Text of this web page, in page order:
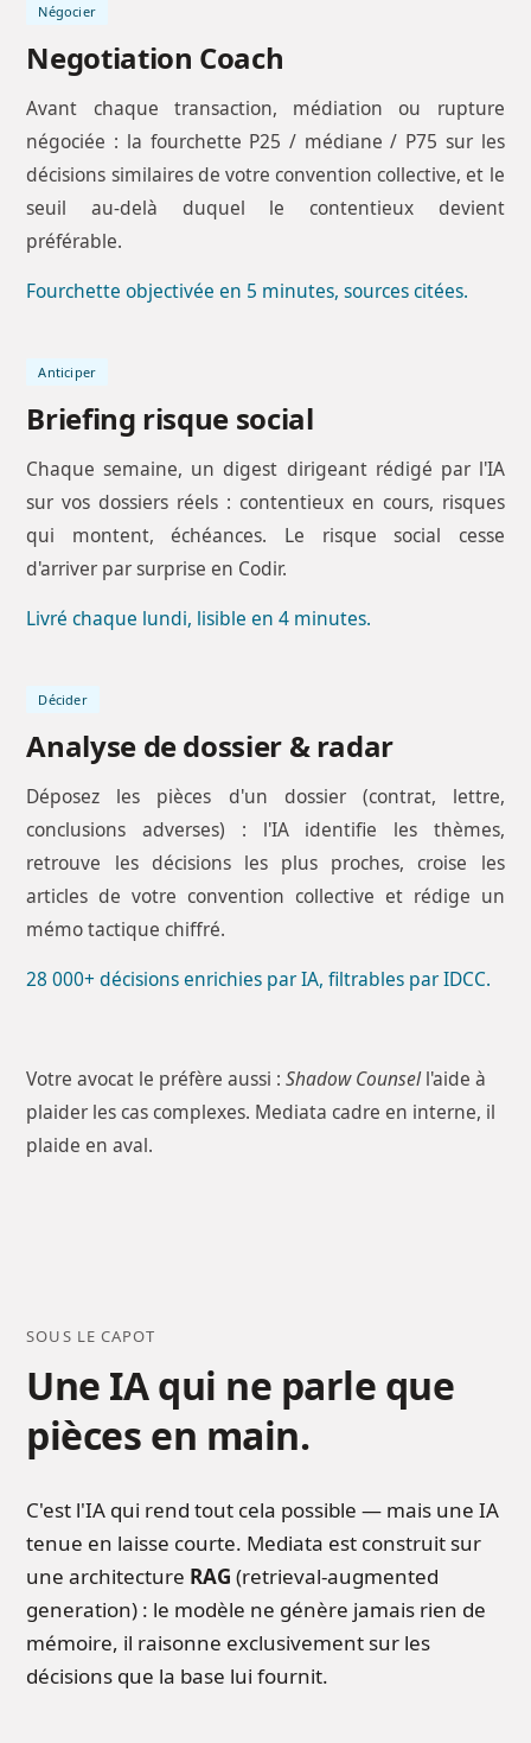
Négocier
Negotiation Coach
Avant chaque transaction, médiation ou rupture
négociée : la fourchette P25 / médiane / P75 sur les
décisions similaires de votre convention collective, et le
seuil au-delà duquel le contentieux devient
préférable.
Fourchette objectivée en 5 minutes, sources citées.
Anticiper
Briefing risque social
Chaque semaine, un digest dirigeant rédigé par l'IA
sur vos dossiers réels : contentieux en cours, risques
qui montent, échéances. Le risque social cesse
d'arriver par surprise en Codir.
Livré chaque lundi, lisible en 4 minutes.
Décider
Analyse de dossier & radar
Déposez les pièces d'un dossier (contrat, lettre,
conclusions adverses) : l'IA identifie les thèmes,
retrouve les décisions les plus proches, croise les
articles de votre convention collective et rédige un
mémo tactique chiffré.
28 000+ décisions enrichies par IA, filtrables par IDCC.
Votre avocat le préfère aussi :Shadow Counsell'aide à
plaider les cas complexes. Mediata cadre en interne, il
plaide en aval.
SOUS LE CAPOT
Une IA qui ne parle que
pièces en main.
C'est l'IA qui rend tout cela possible — mais une IA
tenue en laisse courte. Mediata est construit sur
une architecture RAG (retrieval-augmented
generation) : le modèle ne génère jamais rien de
mémoire, il raisonne exclusivement sur les
décisions que la base lui fournit.